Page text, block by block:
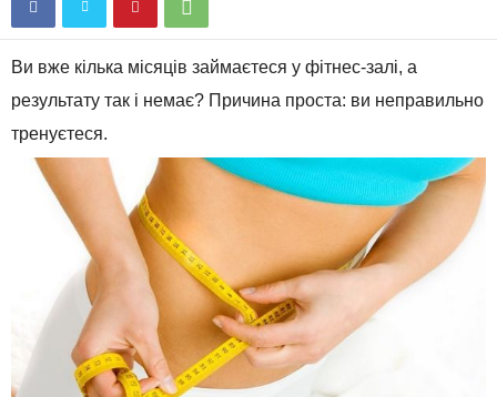
Ви вже кілька місяців займаєтеся у фітнес-залі, а
результату так і немає? Причина проста: ви неправильно
тренуєтеся.